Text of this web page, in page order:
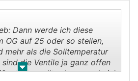
die wichtigen hauptkreise viel
der boden bleibt kühlt, es
abgegeben; der 'puffer'
kompensiert indem die
wird um ausreichend
. .
Dann werde ich diese
OG auf 25 oder so stellen,
mehr als die Solltemperatur
sind die Ventile ja ganz offen
werden sollte dann werde ich